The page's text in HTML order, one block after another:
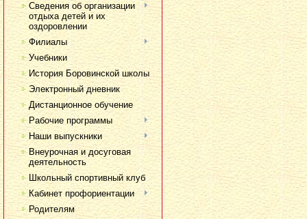
Сведения об организации
отдыха детей и их
оздоровлении
Филиалы
Учебники
История Боровинской школы
Электронный дневник
Дистанционное обучение
Рабочие программы
Наши выпускники
Внеурочная и досуговая
деятельность
Школьный спортивный клуб
Кабинет профориентации
Родителям